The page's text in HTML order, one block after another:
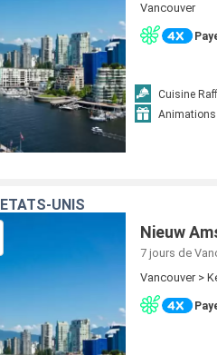
Vancouver
Cuisine
Animations
UNIS
Nieuw
7 jours de
Vancouver >